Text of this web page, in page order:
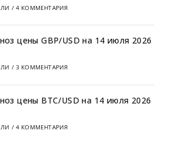
/ 4 КОММЕНТАРИЯ
цены GBP/USD на 14 июля 2026
/ 3 КОММЕНТАРИЯ
цены BTC/USD на 14 июля 2026
/ 4 КОММЕНТАРИЯ